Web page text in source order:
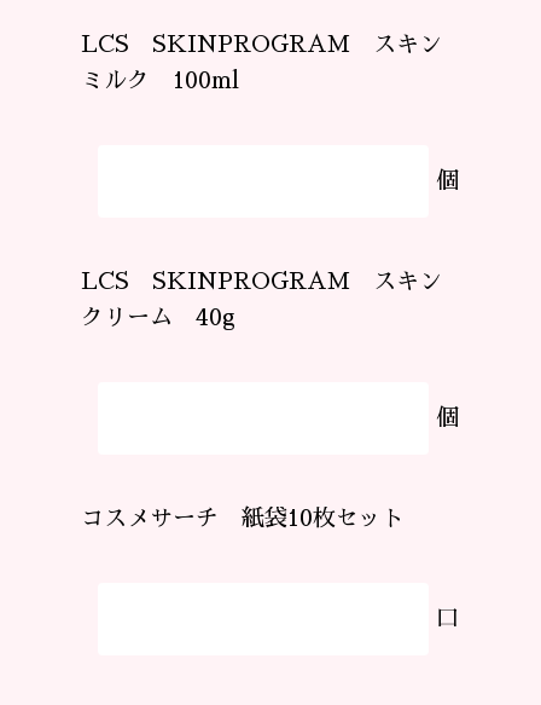
LCS SKINPROGRAM スキン
ミルク 100ml
個
LCS SKINPROGRAM スキン
クリーム 40g
個
コスメサーチ 紙袋10枚セット
口